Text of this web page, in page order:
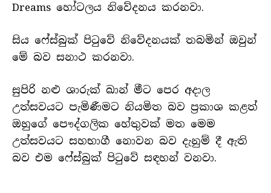
Dreams හෝටලය නිවේදනය කරනවා.
සිය ෆේස්බුක් පිටුවේ නිවේදනයක් තබමින් ඔවුන්
මේ බව සනාථ කරනවා.
සුපිරි නළු ශාරුක් ඛාන් මීට පෙර අදාල
උත්සවයට පැමිණීමට නියමිත බව ප්‍රකාශ කළත්
ඔහුගේ පෞද්ගලික හේතුවක් මත මෙම
උත්සවයට සහභාගී නොවන බව දැනුම් දී ඇති
බව එම ෆේස්බුක් පිටුවේ සඳහන් වනවා.